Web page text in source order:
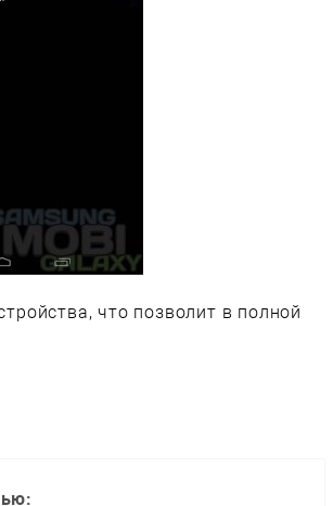
что позволит в полной